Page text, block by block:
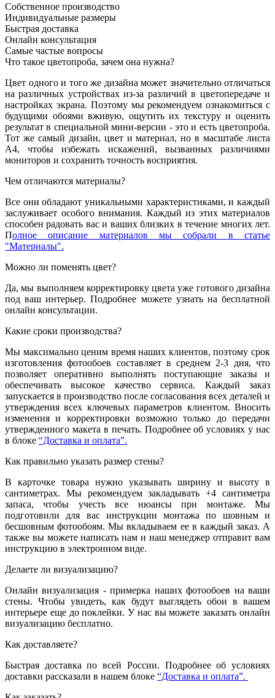
Собственное производство
Индивидуальные размеры
Быстрая доставка
Онлайн консультация
Самые частые вопросы
Что такое цветопроба, зачем она нужна?
Цвет одного и того же дизайна может значительно отличаться
на различных устройствах из-за различий в цветопередаче и
настройках экрана. Поэтому мы рекомендуем ознакомиться с
будущими обоями вживую, ощутить их текстуру и оценить
результат в специальной мини-версии - это и есть цветопроба.
Тот же самый дизайн, цвет и материал, но в масштабе листа
А4, чтобы избежать искажений, вызванных различиями
мониторов и сохранить точность восприятия.
Чем отличаются материалы?
Все они обладают уникальными характеристиками, и каждый
заслуживает особого внимания. Каждый из этих материалов
способен радовать вас и ваших близких в течение многих лет.
Полное описание материалов мы собрали в статье
"Материалы".
Можно ли поменять цвет?
Да, мы выполняем корректировку цвета уже готового дизайна
под ваш интерьер. Подробнее можете узнать на бесплатной
онлайн консультации.
Какие сроки производства?
Мы максимально ценим время наших клиентов, поэтому срок
изготовления фотообоев составляет в среднем 2-3 дня, что
позволяет оперативно выполнять поступающие заказы и
обеспечивать высокое качество сервиса. Каждый заказ
запускается в производство после согласования всех деталей и
утверждения всех ключевых параметров клиентом. Вносить
изменения и корректировки возможно только до передачи
утвержденного макета в печать. Подробнее об условиях у нас
в блоке “Доставка и оплата”.
Как правильно указать размер стены?
В карточке товара нужно указывать ширину и высоту в
сантиметрах. Мы рекомендуем закладывать +4 сантиметра
запаса, чтобы учесть все нюансы при монтаже. Мы
подготовили для вас инструкции монтажа по шовным и
бесшовным фотообоям. Мы вкладываем ее в каждый заказ. А
также вы можете написать нам и наш менеджер отправит вам
инструкцию в электронном виде.
Делаете ли визуализацию?
Онлайн визуализация - примерка наших фотообоев на ваши
стены. Чтобы увидеть, как будут выглядеть обои в вашем
интерьере еще до поклейки. У нас вы можете заказать онлайн
визуализацию бесплатно.
Как доставляете?
Быстрая доставка по всей России. Подробнее об условиях
доставки рассказали в нашем блоке “Доставка и оплата”.